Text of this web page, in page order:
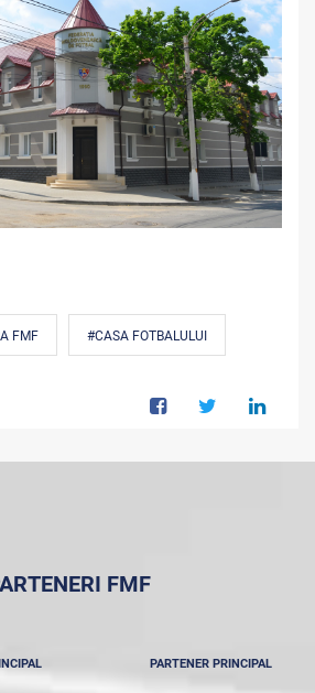
FMF #CASA FOTBALULUI
FMF
PARTENER PRINCIPAL